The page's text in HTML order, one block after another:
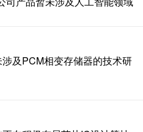
及PCM相变存储器的技术研